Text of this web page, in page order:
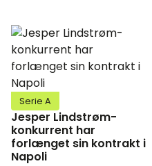
Serie A
Jesper Lindstrøm-
konkurrent har
forlænget sin kontrakt i
Napoli